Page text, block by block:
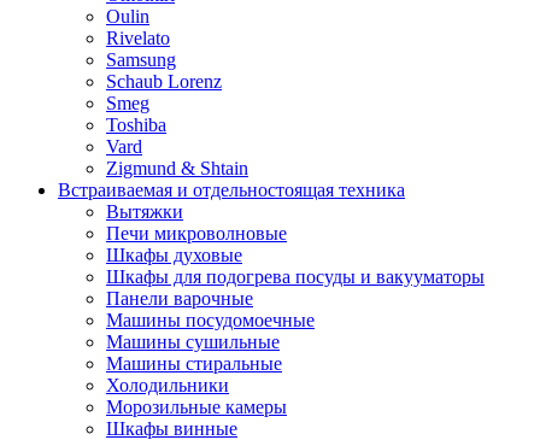
Oulin
Rivelato
Samsung
Schaub Lorenz
Smeg
Toshiba
Vard
Zigmund & Shtain
Встраиваемая и отдельностоящая техника
Вытяжки
Печи микроволновые
Шкафы духовые
Шкафы для подогрева посуды и вакууматоры
Панели варочные
Машины посудомоечные
Машины сушильные
Машины стиральные
Холодильники
Морозильные камеры
Шкафы винные